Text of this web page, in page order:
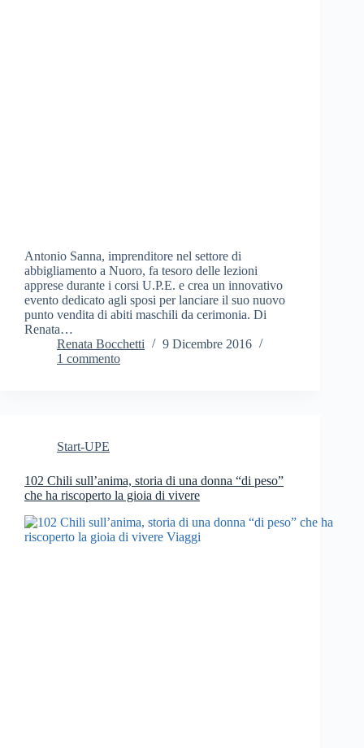
Antonio Sanna, imprenditore nel settore di
abbigliamento a Nuoro, fa tesoro delle lezioni
apprese durante i corsi U.P.E. e crea un innovativo
evento dedicato agli sposi per lanciare il suo nuovo
punto vendita di abiti maschili da cerimonia. Di
Renata…
Renata Bocchetti
9 Dicembre 2016
1 commento
Start-UPE
102 Chili sull’anima, storia di una donna “di peso”
che ha riscoperto la gioia di vivere